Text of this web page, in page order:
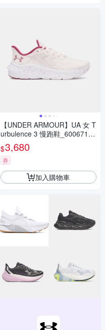
【UNDER ARMOUR】UA 女 T
urbulence 3 慢跑鞋_6006718-
675
$3,680
券
加入購物車